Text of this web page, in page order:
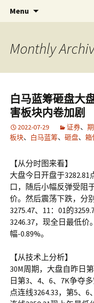
金易网 ｜
联衡辨析把
了无法计算
金易网
Menu
Monthly
白马蓝筹砸盘大
害板块内卷加剧
2022-07-29 证券、
板块、 白马蓝筹、 砸盘、 箱
【从分时图来看】
大盘今日开盘于3282.81
口，随后小幅反弹受阻
价。然后震荡下跌，分
3275.47、11：01的
3246.37，现全日最低价
幅-0.89%。
【从技术上分析】
30M周期，大盘自昨日
日第3、4、6、7K争夺
点连线3264.33，第5、6